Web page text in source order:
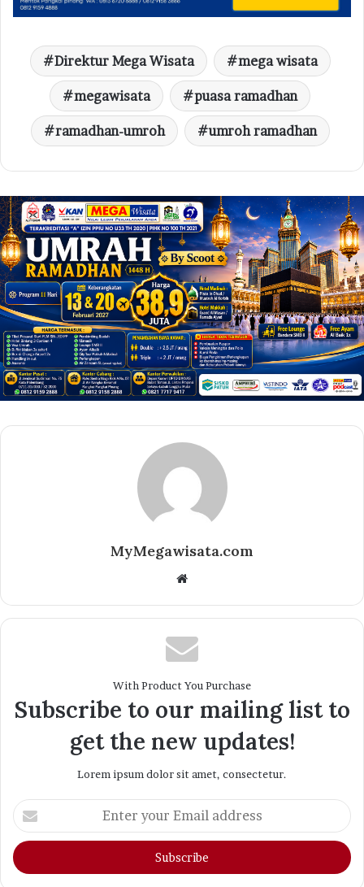
Direktur Mega Wisata mega wisata
megawisata puasa ramadhan
ramadhan-umroh umroh ramadhan
MyMegawisata.com
Website
With Product You Purchase
Subscribe to our mailing list to
get the new updates!
Lorem ipsum dolor sit amet, consectetur.
Enter
your
Email
address